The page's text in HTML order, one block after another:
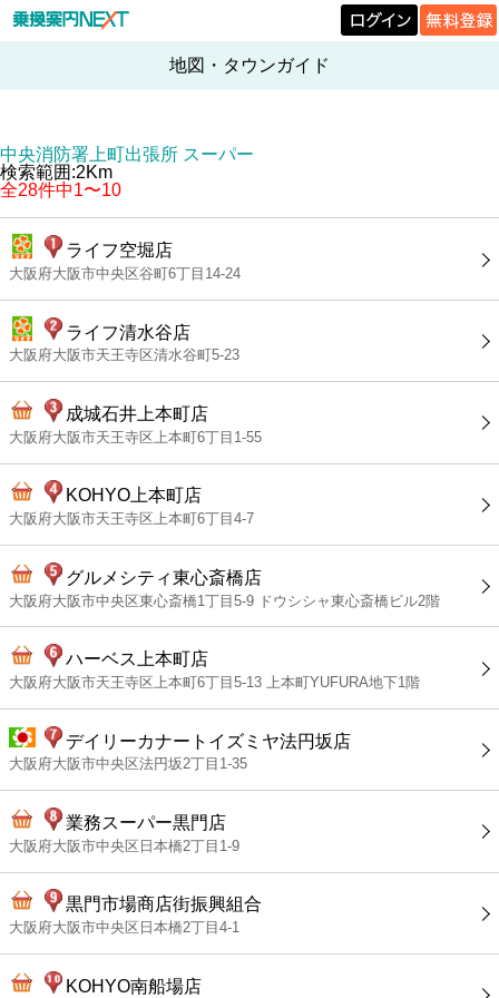
地図・タウンガイド
中央消防署上町出張所 スーパー
検索範囲:2Km
全28件中1〜10
ライフ空堀店
大阪府大阪市中央区谷町6丁目14-24
ライフ清水谷店
大阪府大阪市天王寺区清水谷町5-23
成城石井上本町店
大阪府大阪市天王寺区上本町6丁目1-55
KOHYO上本町店
大阪府大阪市天王寺区上本町6丁目4-7
グルメシティ東心斎橋店
大阪府大阪市中央区東心斎橋1丁目5-9 ドウシシャ東心斎橋ビル2階
ハーベス上本町店
大阪府大阪市天王寺区上本町6丁目5-13 上本町YUFURA地下1階
デイリーカナートイズミヤ法円坂店
大阪府大阪市中央区法円坂2丁目1-35
業務スーパー黒門店
大阪府大阪市中央区日本橋2丁目1-9
黒門市場商店街振興組合
大阪府大阪市中央区日本橋2丁目4-1
KOHYO南船場店